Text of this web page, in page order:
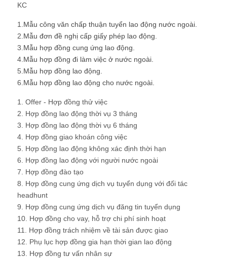
KC
1. Mẫu công văn chấp thuận tuyển lao động nước ngoài.
2. Mẫu đơn đề nghị cấp giấy phép lao động.
3. Mẫu hợp đồng cung ứng lao động.
4. Mẫu hợp đồng đi làm việc ở nước ngoài.
5. Mẫu hợp đồng lao động.
6. Mẫu hợp đồng lao động cho nước ngoài.
1. Offer - Hợp đồng thử việc
2. Hợp đồng lao động thời vụ 3 tháng
3. Hợp đồng lao động thời vụ 6 tháng
4. Hợp đồng giao khoán công việc
5. Hợp đồng lao động không xác định thời hạn
6. Hợp đồng lao động với người nước ngoài
7. Hợp đồng đào tạo
8. Hợp đồng cung ứng dịch vụ tuyển dụng với đối tác
headhunt
9. Hợp đồng cung ứng dịch vụ đăng tin tuyển dụng
10. Hợp đồng cho vay, hỗ trợ chi phí sinh hoạt
11. Hợp đồng trách nhiệm về tài sản được giao
12. Phụ lục hợp đồng gia hạn thời gian lao động
13. Hợp đồng tư vấn nhân sự